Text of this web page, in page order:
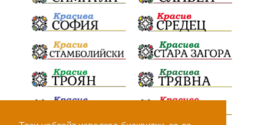
новия ферибот вече е готов Нов етап
неонатален скрининг Априлското въстание
150 години Великденски крос
децата на Варна на 18 април